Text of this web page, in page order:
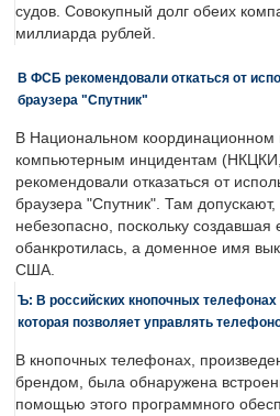
судов. Совокупный долг обеих
миллиарда рублей.
В ФСБ рекомендовали откаться от
браузера "Спутник"
В Национальном координационном
компьютерным инцидентам
рекомендовали отказаться от
браузера "Спутник". Там
небезопасно, поскольку создавшая
обанкротилась, а доменное имя
США.
Ъ: В российских кнопочных телефонах
которая позволяет управлять
В кнопочных телефонах,
брендом, была обнаружена
помощью этого программного